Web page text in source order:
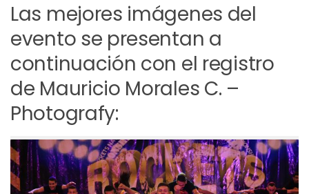
Las mejores imágenes del
evento se presentan a
continuación con el registro
de Mauricio Morales C. –
Photografy: